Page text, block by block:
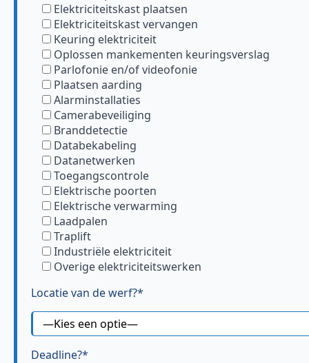
Elektriciteitskast plaatsen
Elektriciteitskast vervangen
Keuring elektriciteit
Oplossen mankementen keuringsverslag
Parlofonie en/of videofonie
Plaatsen aarding
Alarminstallaties
Camerabeveiliging
Branddetectie
Databekabeling
Datanetwerken
Toegangscontrole
Elektrische poorten
Elektrische verwarming
Laadpalen
Traplift
Industriële elektriciteit
Overige elektriciteitswerken
Locatie van de werf?*
Deadline?*